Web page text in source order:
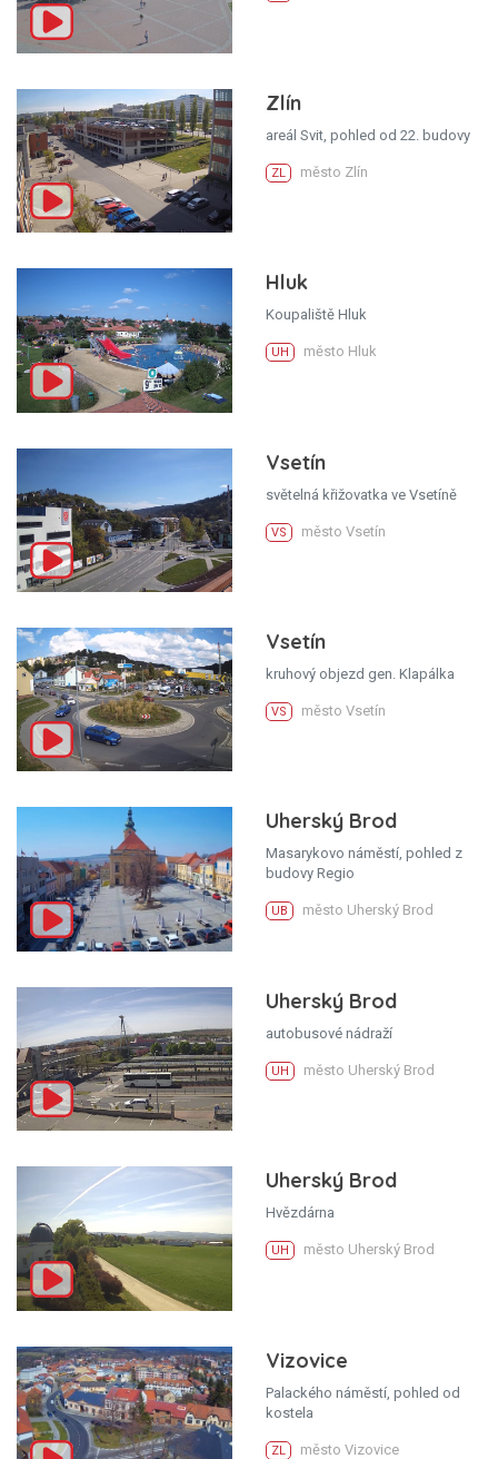
Zlín
areál Svit, pohled od 22. budovy
ZL město Zlín
Hluk
Koupaliště Hluk
UH město Hluk
Vsetín
světelná křižovatka ve Vsetíně
VS město Vsetín
Vsetín
kruhový objezd gen. Klapálka
VS město Vsetín
Uherský Brod
Masarykovo náměstí, pohled z
budovy Regio
UB město Uherský Brod
Uherský Brod
autobusové nádraží
UH město Uherský Brod
Uherský Brod
Hvězdárna
UH město Uherský Brod
Vizovice
Palackého náměstí, pohled od
kostela
ZL město Vizovice